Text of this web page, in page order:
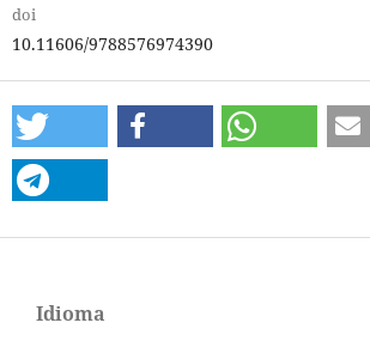
doi
10.11606/9788576974390
Idioma